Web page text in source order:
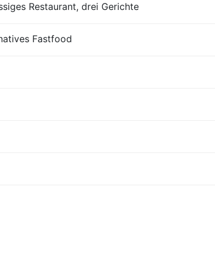
Restaurant, drei Gerichte
Fastfood